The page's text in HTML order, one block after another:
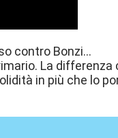
contro Bonzi...
La differenza
in più che lo